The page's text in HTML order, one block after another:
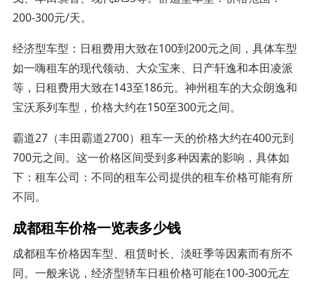
200-300元/天。
经济型车型：日租费用大致在100到200元之间，具体车型
如一嗨租车的现代领动、大众宝来、日产轩逸和本田凌派
等，日租费用大致在143至186元。神州租车的大众朗逸和
宝沃系列车型，价格大约在150至300元之间。
霸道27（丰田霸道2700）租车一天的价格大约在400元到
700元之间。这一价格区间受到多种因素的影响，具体如
下：租车公司：不同的租车公司提供的租车价格可能有所
不同。
成都租车价格一览表多少钱
成都租车价格因车型、租赁时长、淡旺季等因素而有所不
同。一般来说，经济型轿车日租价格可能在100-300元左